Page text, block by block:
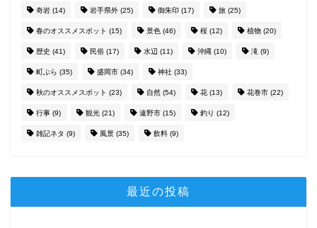
奇岩 (14) 岩手県外 (25) 御朱印 (17) 旅 (25)
春のオススメスポット (15) 景色 (46) 桜 (12) 植物 (20)
歴史 (41) 民俗 (17) 水辺 (11) 沖縄 (10) 滝 (9)
町ぶら (35) 盛岡市 (34) 神社 (33)
秋のオススメスポット (23) 自然 (54) 花 (13) 花巻市 (22)
行事 (9) 観光 (21) 遠野市 (15) 釣り (12)
雑記ネタ (9) 風景 (35) 飲料 (9)
最近の投稿